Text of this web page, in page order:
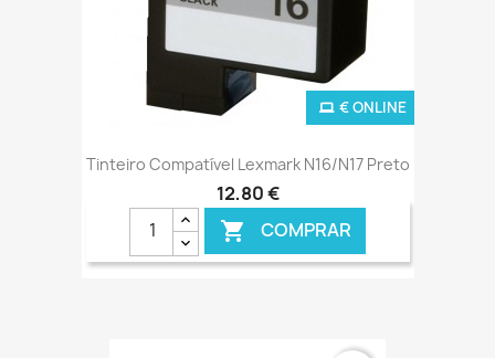
Tinteiro Compatível Lexmark N16/N17 Preto
12,80 €
 COMPRAR
€ ONLINE